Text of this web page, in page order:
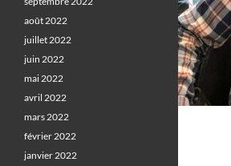
août 2022
juillet 2022
juin 2022
mai 2022
avril 2022
mars 2022
février 2022
janvier 2022